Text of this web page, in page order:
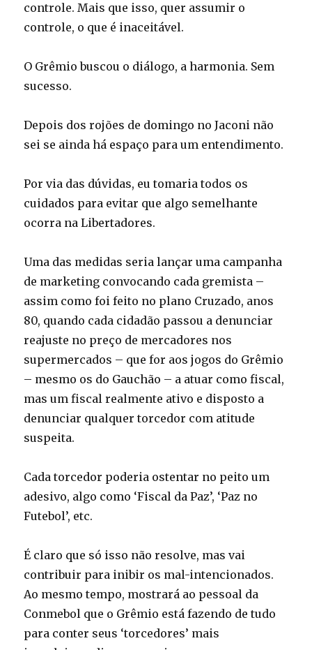
controle. Mais que isso, quer assumir o
controle, o que é inaceitável.
O Grêmio buscou o diálogo, a harmonia. Sem
sucesso.
Depois dos rojões de domingo no Jaconi não
sei se ainda há espaço para um entendimento.
Por via das dúvidas, eu tomaria todos os
cuidados para evitar que algo semelhante
ocorra na Libertadores.
Uma das medidas seria lançar uma campanha
de marketing convocando cada gremista –
assim como foi feito no plano Cruzado, anos
80, quando cada cidadão passou a denunciar
reajuste no preço de mercadores nos
supermercados – que for aos jogos do Grêmio
– mesmo os do Gauchão – a atuar como fiscal,
mas um fiscal realmente ativo e disposto a
denunciar qualquer torcedor com atitude
suspeita.
Cada torcedor poderia ostentar no peito um
adesivo, algo como ‘Fiscal da Paz’, ‘Paz no
Futebol’, etc.
É claro que só isso não resolve, mas vai
contribuir para inibir os mal-intencionados.
Ao mesmo tempo, mostrará ao pessoal da
Conmebol que o Grêmio está fazendo de tudo
para conter seus ‘torcedores’ mais